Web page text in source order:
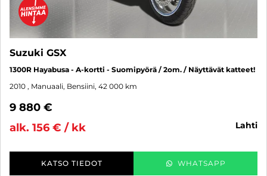
Suzuki GSX
1300R Hayabusa - A-kortti - Suomipyörä / 2om. / Näyttävät katteet!
2010 , Manuaali, Bensiini, 42 000 km
9 880 €
alk. 156 € / kk
lahti
KATSO TIEDOT WHATSAPP